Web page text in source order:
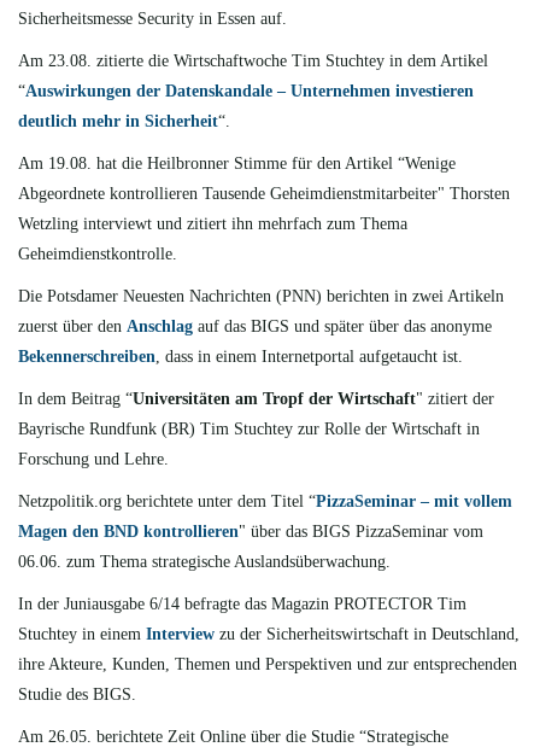
Sicherheitsmesse Security in Essen auf.
Am 23.08. zitierte die Wirtschaftwoche Tim Stuchtey in dem Artikel
“Auswirkungen der Datenskandale – Unternehmen investieren
deutlich mehr in Sicherheit“.
Am 19.08. hat die Heilbronner Stimme für den Artikel “Wenige
Abgeordnete kontrollieren Tausende Geheimdienstmitarbeiter" Thorsten
Wetzling interviewt und zitiert ihn mehrfach zum Thema
Geheimdienstkontrolle.
Die Potsdamer Neuesten Nachrichten (PNN) berichten in zwei Artikeln
zuerst über den Anschlag auf das BIGS und später über das anonyme
Bekennerschreiben, dass in einem Internetportal aufgetaucht ist.
In dem Beitrag “Universitäten am Tropf der Wirtschaft" zitiert der
Bayrische Rundfunk (BR) Tim Stuchtey zur Rolle der Wirtschaft in
Forschung und Lehre.
Netzpolitik.org berichtete unter dem Titel “PizzaSeminar – mit vollem
Magen den BND kontrollieren" über das BIGS PizzaSeminar vom
06.06. zum Thema strategische Auslandsüberwachung.
In der Juniausgabe 6/14 befragte das Magazin PROTECTOR Tim
Stuchtey in einem Interview zu der Sicherheitswirtschaft in Deutschland,
ihre Akteure, Kunden, Themen und Perspektiven und zur entsprechenden
Studie des BIGS.
Am 26.05. berichtete Zeit Online über die Studie “Strategische